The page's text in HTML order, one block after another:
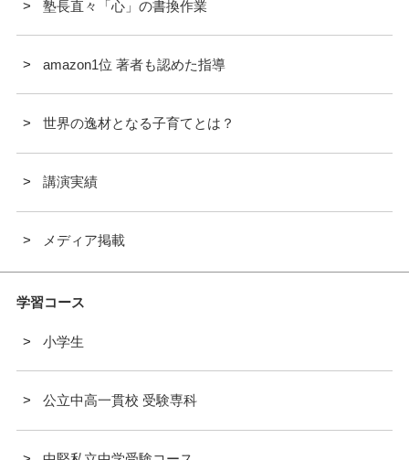
塾長直々「心」の書換作業
amazon1位 著者も認めた指導
世界の逸材となる子育てとは？
講演実績
メディア掲載
学習コース
小学生
公立中高一貫校 受験専科